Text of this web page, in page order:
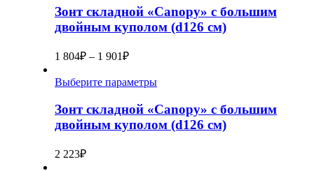
Зонт складной «Canopy» с большим
двойным куполом (d126 см)
1 804₽ – 1 901₽
Выберите параметры
Зонт складной «Canopy» с большим
двойным куполом (d126 см)
2 223₽